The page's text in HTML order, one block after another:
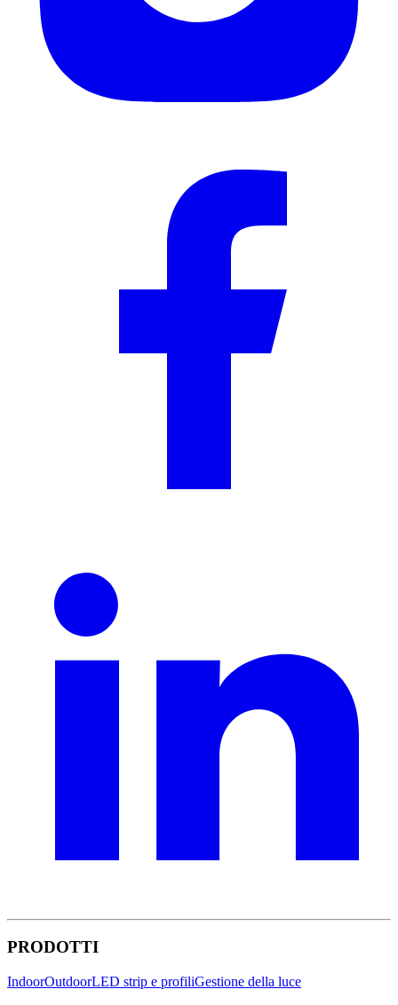
PRODOTTI
IndoorOutdoorLED strip e profiliGestione della luce